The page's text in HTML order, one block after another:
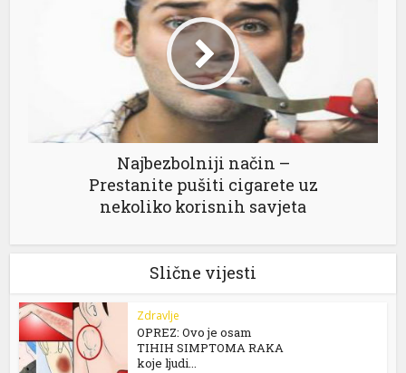
Najbezbolniji način –
Prestanite pušiti cigarete uz
nekoliko korisnih savjeta
Slične vijesti
Zdravlje
OPREZ: Ovo je osam
TIHIH SIMPTOMA RAKA
koje ljudi...